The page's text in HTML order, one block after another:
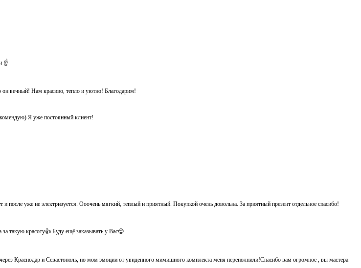
☝️
он вечный! Нам красиво, тепло и уютно! Благодарим!
Я уже постоянный клиент!
уже не электризуется. Ооочень мягкий, теплый и приятный. Покупкой очень довольна. За приятный презент отдельное спасибо!
такую красоту👍 Буду ещё заказывать у Вас😊
Краснодар и Севастополь, но мом эмоции от увиденного мимишного комплекта меня переполнили!Спасибо вам огромное , вы мастера